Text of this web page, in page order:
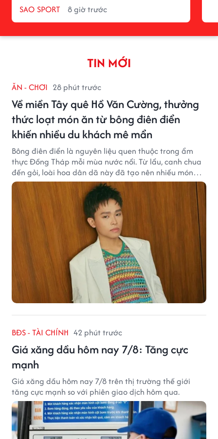
SAO SPORT 8 giờ trước
TIN MỚI
ĂN - CHƠI 28 phút trước
Về miền Tây quê Hồ Văn Cường, thưởng
thức loạt món ăn từ bông điên điển
khiến nhiều du khách mê mẩn
Bông điên điển là nguyên liệu quen thuộc trong ẩm
thực Đồng Tháp mỗi mùa nước nổi. Từ lẩu, canh chua
đến gỏi, loài hoa dân dã này đã tạo nên nhiều món
ngon khiến du khách khó quên.
BĐS - TÀI CHÍNH 42 phút trước
Giá xăng dầu hôm nay 7/8: Tăng cực
mạnh
Giá xăng dầu hôm nay 7/8 trên thị trường thế giới
tăng cực mạnh so với phiên giao dịch hôm qua.